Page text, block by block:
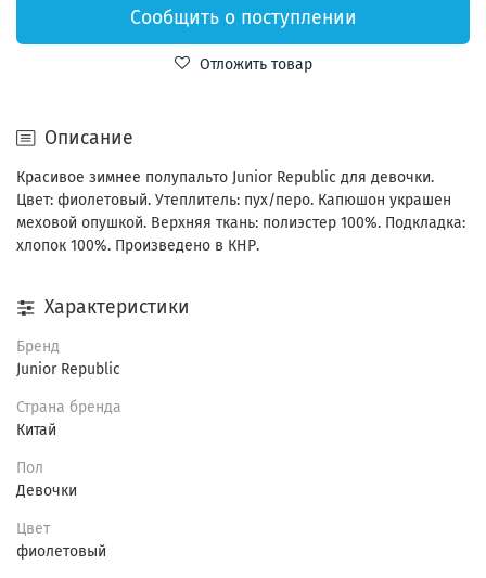
Сообщить о поступлении
Отложить товар
Описание
Красивое зимнее полупальто Junior Republic для девочки.
Цвет: фиолетовый. Утеплитель: пух/перо. Капюшон украшен
меховой опушкой. Верхняя ткань: полиэстер 100%. Подкладка:
хлопок 100%. Произведено в КНР.
Характеристики
Бренд
Junior Republic
Страна бренда
Китай
Пол
Девочки
Цвет
фиолетовый